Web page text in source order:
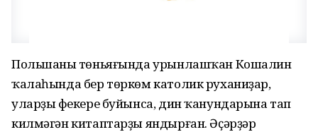
Польшаның төньяғында урынлашҡан Кошалин
ҡалаһында бер төркөм католик руханиҙар,
уларҙың фекере буйынса, дин ҡанундарына тап
килмәгән китаптарҙы яндырған. Әҫәрҙәр